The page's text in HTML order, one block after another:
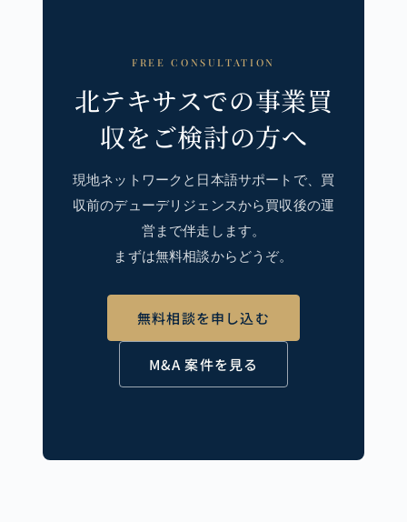
FREE CONSULTATION
北テキサスでの事業買
収をご検討の方へ
現地ネットワークと日本語サポートで、買
収前のデューデリジェンスから買収後の運
営まで伴走します。
まずは無料相談からどうぞ。
無料相談を申し込む
M&A 案件を見る